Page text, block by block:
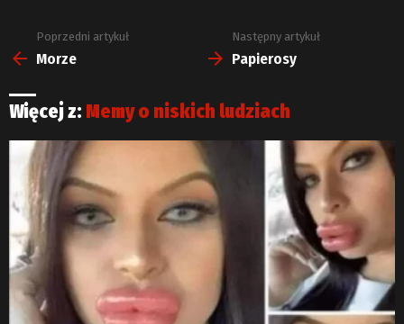
Zobacz
więcej
Poprzedni artykuł
Morze
Następny artykuł
Papierosy
Więcej z: Memy o niskich ludziach